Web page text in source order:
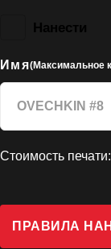
Нанести
Имя(Максимальное
Стоимость печати:
ПРАВИЛА